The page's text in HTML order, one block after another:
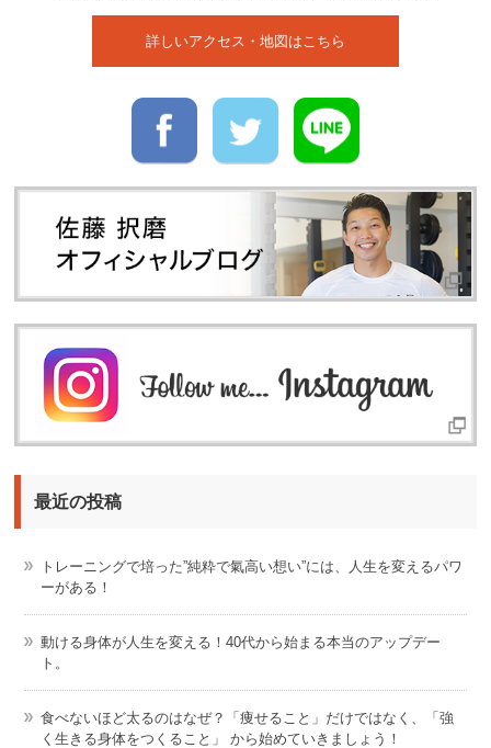
詳しいアクセス・地図はこちら
最近の投稿
トレーニングで培った”純粋で氣高い想い”には、人生を変えるパワ
ーがある！
動ける身体が人生を変える！40代から始まる本当のアップデー
ト。
食べないほど太るのはなぜ？「痩せること」だけではなく、「強
く生きる身体をつくること」 から始めていきましょう！